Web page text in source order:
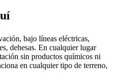
bajo líneas eléctricas,
dehesas. En cualquier lugar
sin productos químicos ni
en cualquier tipo de terreno,